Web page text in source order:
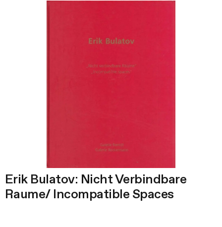
Erik Bulatov: Nicht Verbindbare
Raume/ Incompatible Spaces